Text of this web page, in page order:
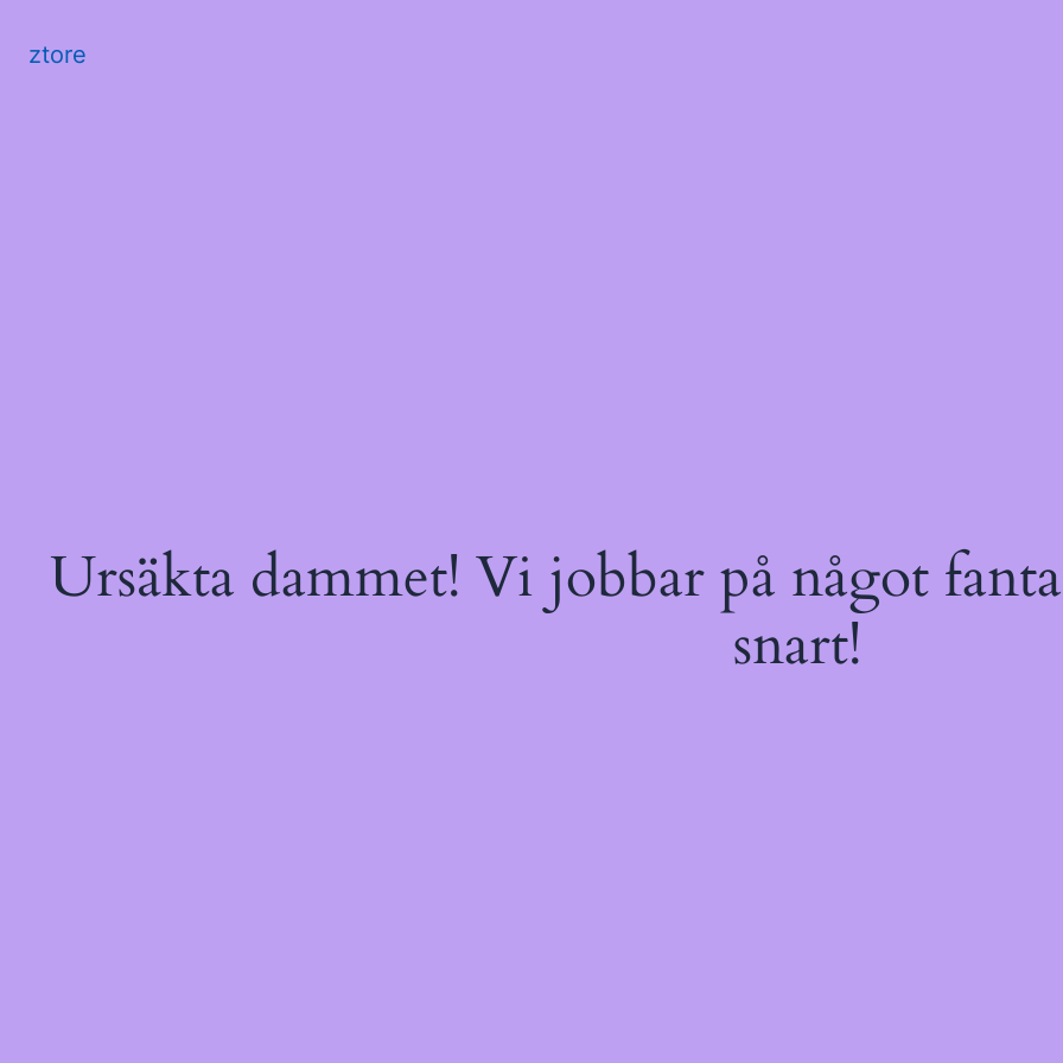
ztore
Ursäkta dammet! Vi jobbar på något
snart!